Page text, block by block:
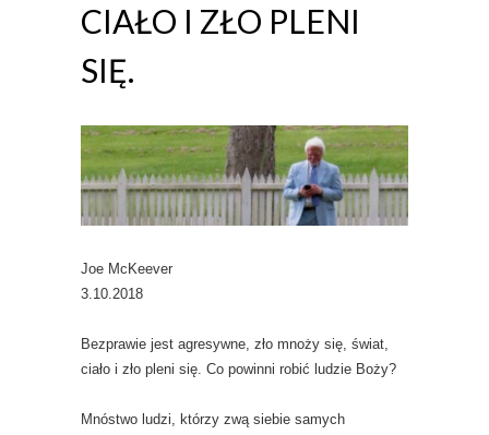
CIAŁO I ZŁO PLENI
SIĘ.
Joe McKeever
3.10.2018
Bezprawie jest agresywne, zło mnoży się, świat,
ciało i zło pleni się. Co powinni robić ludzie Boży?
Mnóstwo ludzi, którzy zwą siebie samych